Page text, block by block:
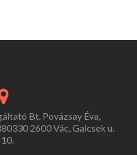
Bt. Povázsay Éva,
2600 Vác, Galcsek u.